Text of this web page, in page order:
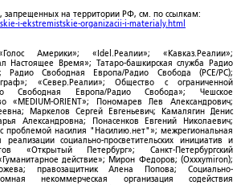
запрещенных на территории РФ, см. по ссылкам:
i-ekstremistskie-organizacii-i-materialy.html
Америки»; «Idel.Реалии»; «Кавказ.Реалии»;
Настоящее Время»; Татаро-башкирская служба Радио
Радио Свободная Европа/Радио Свобода (PCE/PC);
«Север.Реалии»; Общество с ограниченной
Свободная Европа/Радио Свобода»; Чешское
«MEDIUM-ORIENT»; Пономарев Лев Александрович;
Маркелов Сергей Евгеньевич; Камалягин Денис
Александровна; Понасенков Евгений Николаевич;
проблемой насилия "Насилию.нет"»; межрегиональная
реализации социально-просветительских инициатив и
«Открытый Петербург»; Санкт-Петербургский
действие»; Мирон Федоров; (Oxxxymiron);
правозащитник Алена Попова; Социально-
некоммерческая организация содействия